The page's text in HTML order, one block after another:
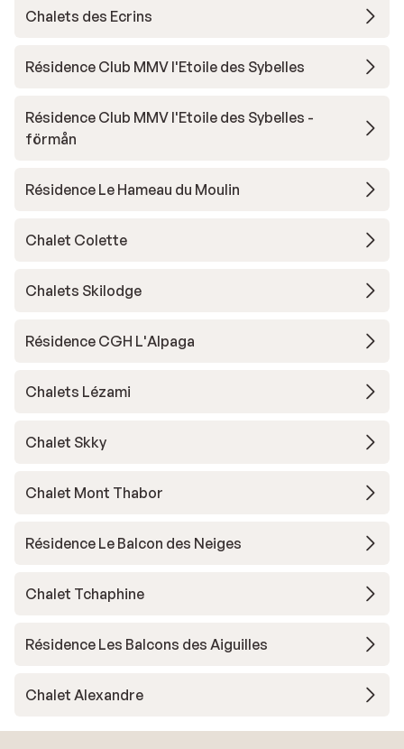
Chalets des Ecrins
Résidence Club MMV l'Etoile des Sybelles
Résidence Club MMV l'Etoile des Sybelles -
förmån
Résidence Le Hameau du Moulin
Chalet Colette
Chalets Skilodge
Résidence CGH L'Alpaga
Chalets Lézami
Chalet Skky
Chalet Mont Thabor
Résidence Le Balcon des Neiges
Chalet Tchaphine
Résidence Les Balcons des Aiguilles
Chalet Alexandre